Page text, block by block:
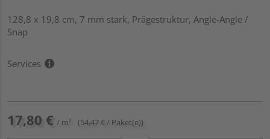
128,8 x 19,8 cm, 7 mm stark, Prägestruktur, Angle-Angle /
Snap
Services
17,80 € / m² (54,47 € / Paket(e))